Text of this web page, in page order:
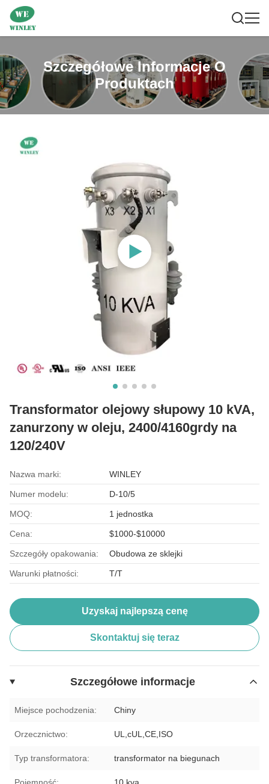
Szczegółowe Informacje O
Produktach
Transformator olejowy słupowy 10 kVA,
zanurzony w oleju, 2400/4160grdy na
120/240V
Nazwa marki: WINLEY
Numer modelu: D-10/5
MOQ: 1 jednostka
Cena: $1000-$10000
Szczegóły opakowania: Obudowa ze sklejki
Warunki płatności: T/T
Uzyskaj najlepszą cenę
Skontaktuj się teraz
Szczegółowe informacje
Miejsce pochodzenia: Chiny
Orzecznictwo: UL,cUL,CE,ISO
Typ transformatora: transformator na biegunach